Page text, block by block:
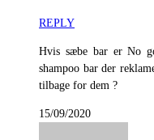
REPLY
Hvis sæbe bar er No
shampoo bar der
tilbage for dem ?
15/09/2020